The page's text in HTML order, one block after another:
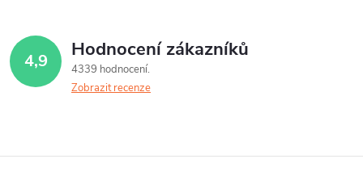
á
d
í
4,9 Hodnocení zákazníků
4339 hodnocení
Zobrazit recenze